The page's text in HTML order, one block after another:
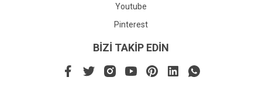
Youtube
Pinterest
BİZİ TAKİP EDİN